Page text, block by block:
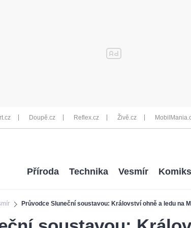
Doupě.cz Reflex.cz Živě.cz
Průvodce Sluneční soustavou: Království ohně a ledu na
Příroda Technika Vesmír